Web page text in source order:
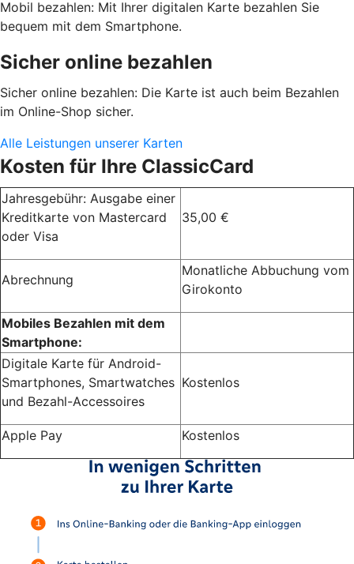
Mobil bezahlen: Mit Ihrer digitalen Karte bezahlen Sie
bequem mit dem Smartphone.
Sicher online bezahlen
Sicher online bezahlen: Die Karte ist auch beim Bezahlen
im Online-Shop sicher.
Alle Leistungen unserer Karten
Kosten für Ihre ClassicCard
Jahresgebühr: Ausgabe einer
Kreditkarte von Mastercard
oder Visa
35,00 €
Abrechnung
Monatliche Abbuchung vom
Girokonto
Mobiles Bezahlen mit dem
Smartphone:
Digitale Karte für Android-
Smartphones, Smartwatches
und Bezahl-Accessoires
Kostenlos
Apple Pay Kostenlos